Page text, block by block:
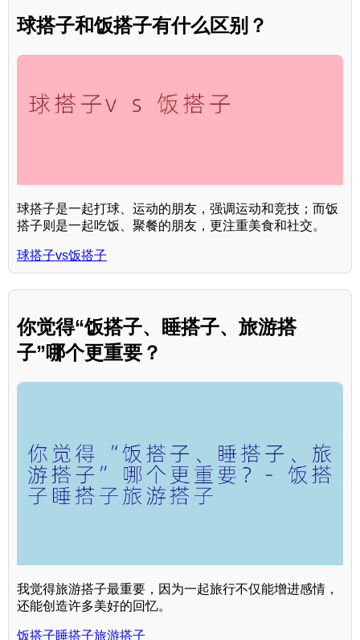
球搭子和饭搭子有什么区别？
球搭子是一起打球、运动的朋友，强调运动和竞技；而饭
搭子则是一起吃饭、聚餐的朋友，更注重美食和社交。
球搭子vs饭搭子
你觉得“饭搭子、睡搭子、旅游搭
子”哪个更重要？
我觉得旅游搭子最重要，因为一起旅行不仅能增进感情，
还能创造许多美好的回忆。
饭搭子睡搭子旅游搭子